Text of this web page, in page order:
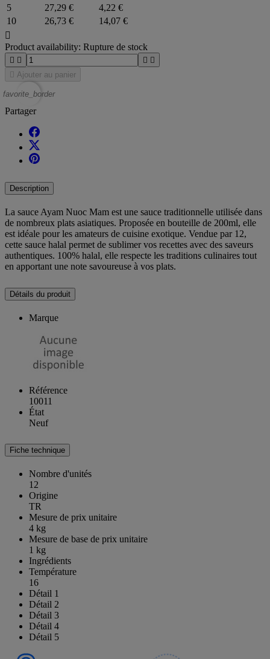
5
27,29 €
4,22 €
10
26,73 €
14,07 €

Product availability: Rupture de stock
   
Ajouter au panier
favorite_border
Partager
Description
La sauce Ayam Nuoc Mam est une sauce traditionnelle utilisée dans
de nombreux plats asiatiques. Proposée en bouteille de 200ml, elle
est idéale pour les amateurs de cuisine exotique. Vendue par 12,
cette sauce halal permet de sublimer vos recettes avec des saveurs
authentiques. 100% halal, elle respecte les traditions culinaires tout
en apportant une note savoureuse à vos plats.
Détails du produit
Marque
Référence
10011
État
Neuf
Fiche technique
Nombre d'unités
12
Origine
TR
Mesure de prix unitaire
4 kg
Mesure de base de prix unitaire
1 kg
Ingrédients
Température
16
Détail 1
Détail 2
Détail 3
Détail 4
Détail 5